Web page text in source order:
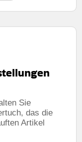
Sie
das die
Artikel